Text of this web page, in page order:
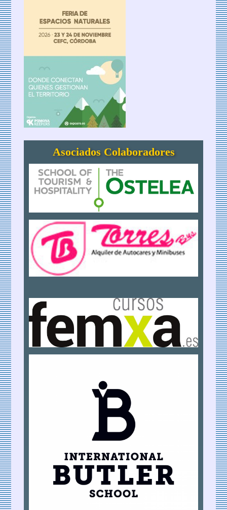
Asociados Colaboradores